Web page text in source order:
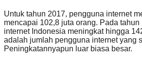
Untuk tahun 2017, pengguna internet
mencapai 102,8 juta orang. Pada
internet Indonesia meningkat hingga
adalah jumlah pengguna internet yang
Peningkatannyapun luar biasa besar.